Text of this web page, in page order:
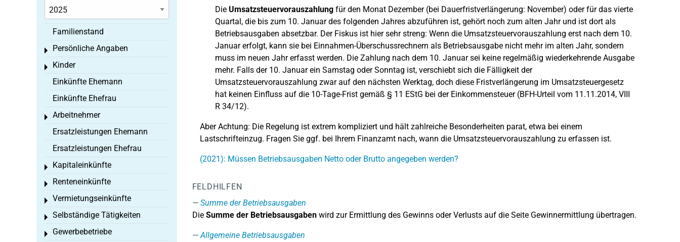
Die Umsatzsteuervorauszahlungfür den Monat Dezember (bei Dauerfristverlängerung: November) oder für das vierte
Quartal, die bis zum 10. Januar des folgenden Jahres abzuführen ist, gehört noch zum alten Jahr und ist dort als
Betriebsausgaben absetzbar. Der Fiskus ist hier sehr streng: Wenn die Umsatzsteuervorauszahlung erst nach dem 10.
Januar erfolgt, kann sie bei Einnahmen-Überschussrechnern als Betriebsausgabe nicht mehr im alten Jahr, sondern
muss im neuen Jahr erfasst werden. Die Zahlung nach dem 10. Januar sei keine regelmäßig wiederkehrende Ausgabe
mehr. Falls der 10. Januar ein Samstag oder Sonntag ist, verschiebt sich die Fälligkeit der
Umsatzsteuervorauszahlung zwar auf den nächsten Werktag, doch diese Fristverlängerung im Umsatzsteuergesetz
hat keinen Einfluss auf die 10-Tage-Frist gemäß § 11 EStG bei der Einkommensteuer (BFH-Urteil vom 11.11.2014, VIII
R 34/12).
Aber Achtung: Die Regelung ist extrem kompliziert und hält zahlreiche Besonderheiten parat, etwa bei einem
Lastschrifteinzug. Fragen Sie ggf. bei Ihrem Finanzamt nach, wann die Umsatzsteuervorauszahlung zu erfassen ist.
(2021): Müssen Betriebsausgaben Netto oder Brutto angegeben werden?
FELDHILFEN
Summe der Betriebsausgaben
Die Summe der Betriebsausgabenwird zur Ermittlung des Gewinns oder Verlusts auf die Seite Gewinnermittlung übertragen.
Allgemeine Betriebsausgaben
Familienstand
Persönliche Angaben
Toggle menu
Kinder
Toggle menu
Einkünfte Ehemann
Einkünfte Ehefrau
Arbeitnehmer
Toggle menu
Ersatzleistungen Ehemann
Ersatzleistungen Ehefrau
Kapitaleinkünfte
Toggle menu
Renteneinkünfte
Toggle menu
Vermietungseinkünfte
Toggle menu
Selbständige Tätigkeiten
Toggle menu
Gewerbebetriebe
Toggle menu